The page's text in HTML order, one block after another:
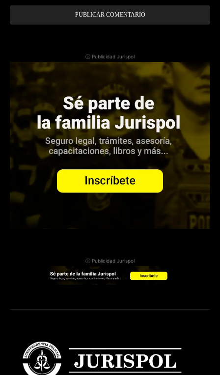
ⓘ Publicidad Jurispol
ⓘ Publicidad Jurispol